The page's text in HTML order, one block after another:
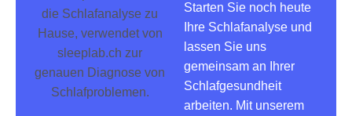
Starten Sie noch heute
Ihre Schlafanalyse und
lassen Sie uns
gemeinsam an Ihrer
Schlafgesundheit
arbeiten. Mit unserem